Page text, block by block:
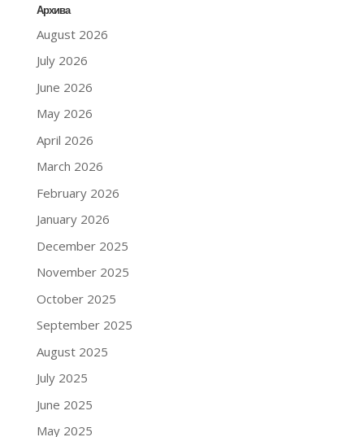
Архива
August 2026
July 2026
June 2026
May 2026
April 2026
March 2026
February 2026
January 2026
December 2025
November 2025
October 2025
September 2025
August 2025
July 2025
June 2025
May 2025